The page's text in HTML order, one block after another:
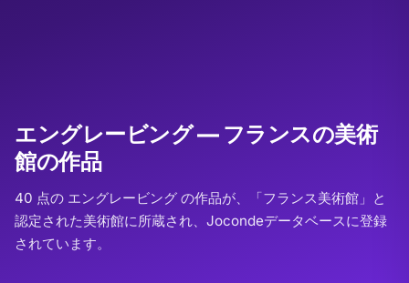
エングレービング — フランスの美術
館の作品
40 点の エングレービング の作品が、「フランス美術館」と
認定された美術館に所蔵され、Jocondeデータベースに登録
されています。